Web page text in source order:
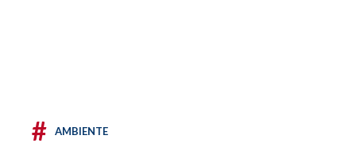
# AMBIENTE